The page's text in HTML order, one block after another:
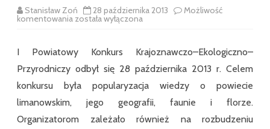
Stanisław Zoń 28 października 2013 Możliwość
komentowania I
Powiatowy
Ekologiczno–
Przyrodniczy
została wyłączona
I Powiatowy Konkurs Krajoznawczo–Ekologiczno–
Przyrodniczy odbył się 28 października 2013 r. Celem
konkursu była popularyzacja wiedzy o powiecie
limanowskim, jego geografii, faunie i florze.
Organizatorom zależało również na rozbudzeniu